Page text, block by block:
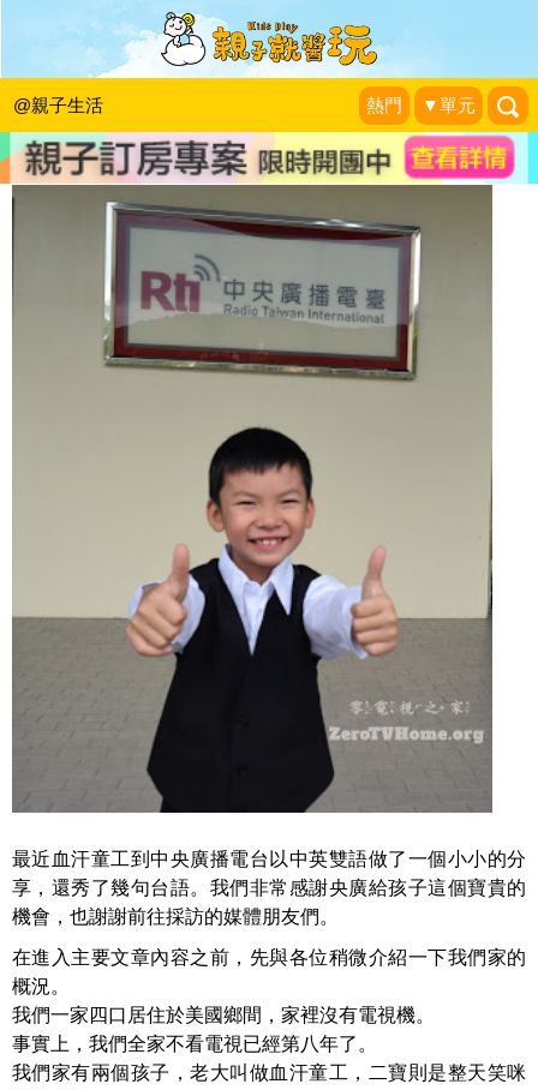
@親子生活 熱門 ▼單元
孩子真的需要上一堆才藝班嗎？
ZeroTVHome.org 零電視之家
最近血汗童工到中央廣播電台以中英雙語做了一個小小的分
享，還秀了幾句台語。我們非常感謝央廣給孩子這個寶貴的
機會，也謝謝前往採訪的媒體朋友們。
在進入主要文章內容之前，先與各位稍微介紹一下我們家的
概況。
我們一家四口居住於美國鄉間，家裡沒有電視機。
事實上，我們全家不看電視已經第八年了。
我們家有兩個孩子，老大叫做血汗童工，二寶則是整天笑咪